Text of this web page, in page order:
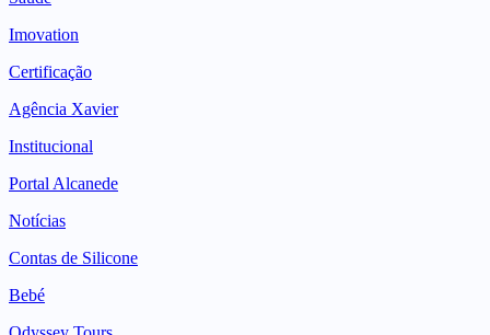
Imovation
Certificação
Agência Xavier
Institucional
Portal Alcanede
Notícias
Contas de Silicone
Bebé